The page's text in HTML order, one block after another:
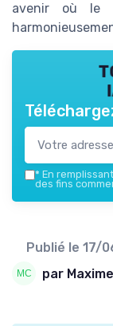
avenir où le
* En
des fins
Publié le 17/
par